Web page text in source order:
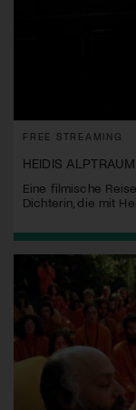
FREE STREAMING
HEIDIS ALPTRAUM
Eine filmische
Dichterin, die mit